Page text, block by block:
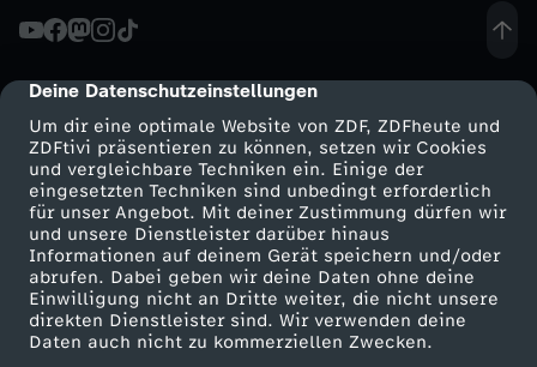
cmp-dialog-description
Deine Datenschutzeinstellungen
Um dir eine optimale Website von ZDF, ZDFheute und
ZDFtivi präsentieren zu können, setzen wir Cookies
und vergleichbare Techniken ein. Einige der
eingesetzten Techniken sind unbedingt erforderlich
für unser Angebot. Mit deiner Zustimmung dürfen wir
und unsere Dienstleister darüber hinaus
Informationen auf deinem Gerät speichern und/oder
abrufen. Dabei geben wir deine Daten ohne deine
Einwilligung nicht an Dritte weiter, die nicht unsere
direkten Dienstleister sind. Wir verwenden deine
Daten auch nicht zu kommerziellen Zwecken.
d
e
u
t
s
c
Mehr ZDF
ZDF-Apps
Smart TV
ZDFtext
Service
ZDFmitreden
Kontakt zum ZDF
Tickets